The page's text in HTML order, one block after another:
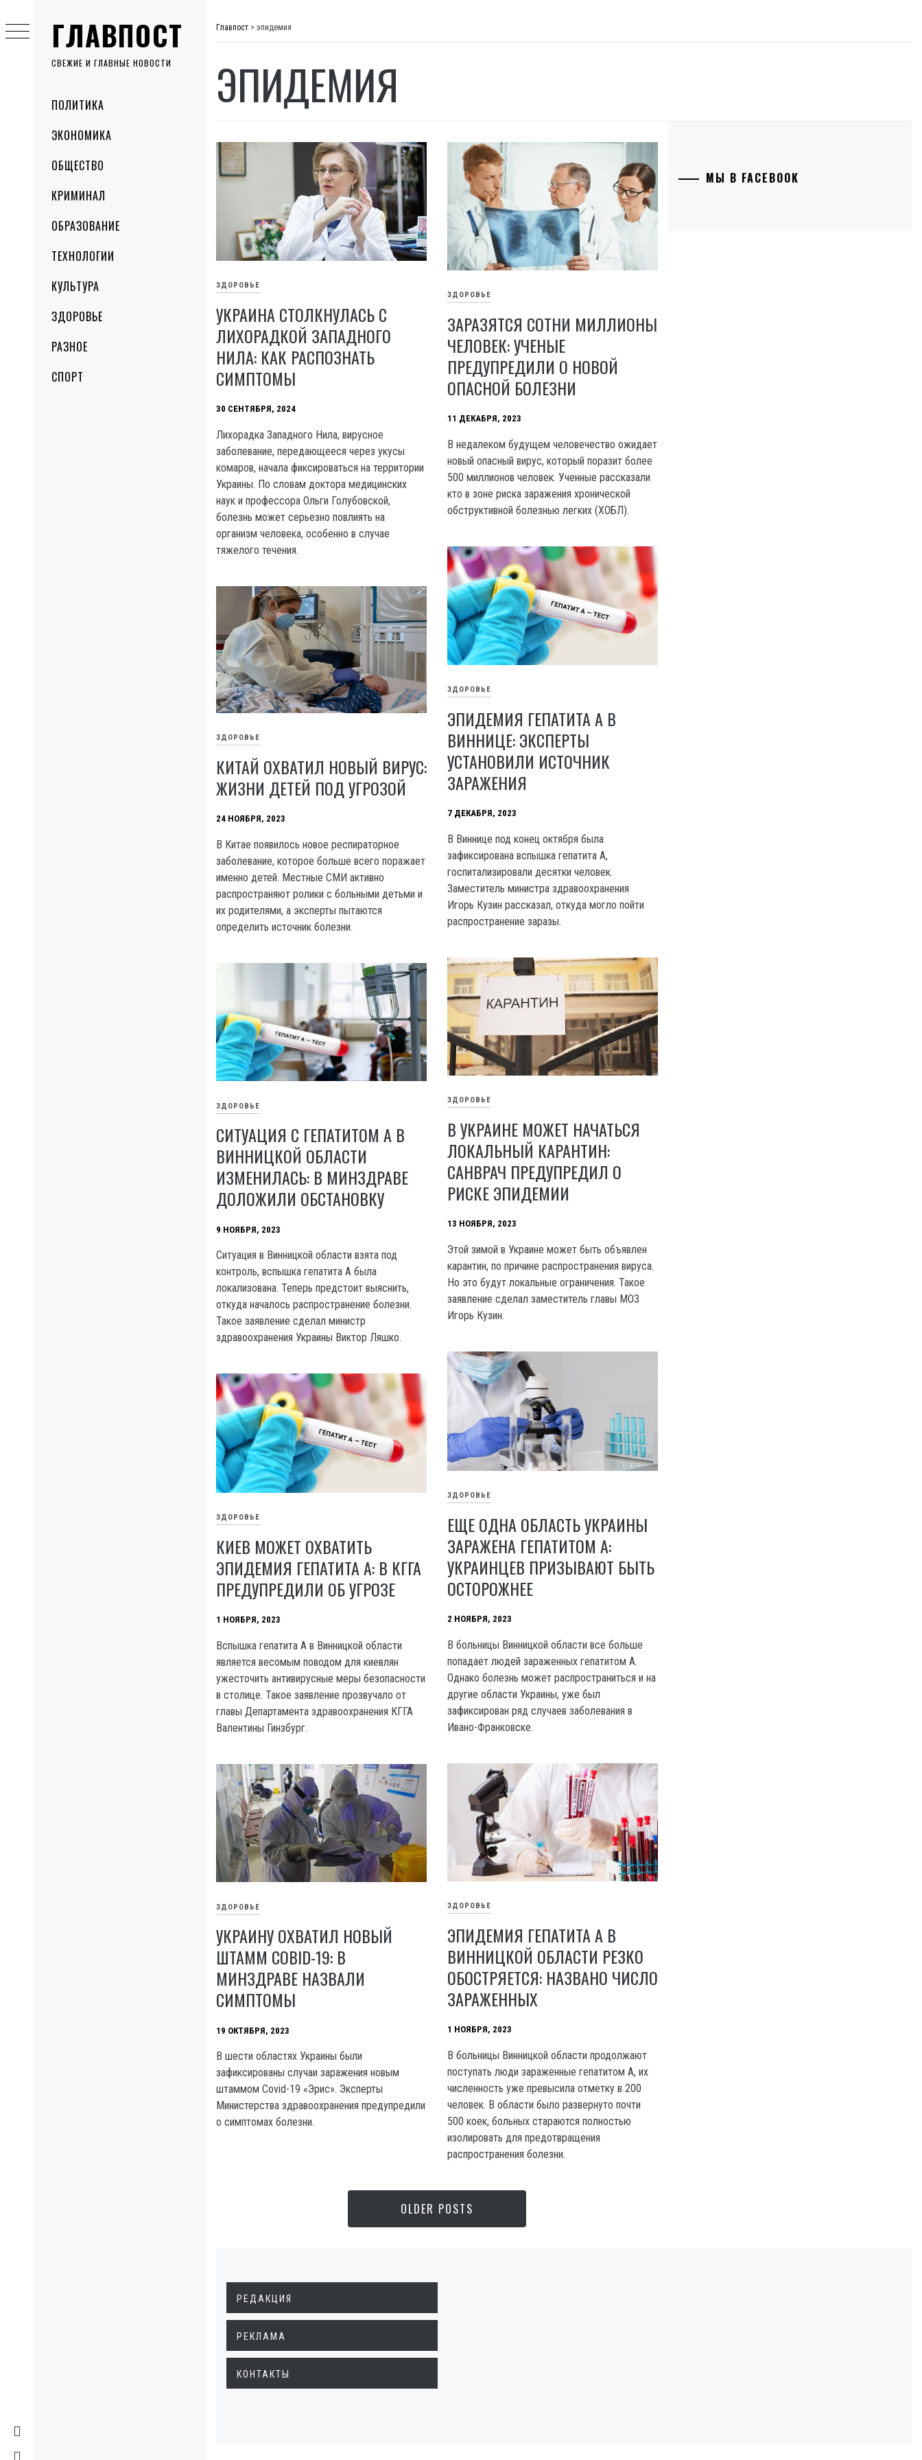
ГЛАВПОСТ
СВЕЖИЕ И ГЛАВНЫЕ НОВОСТИ
MenuПОЛИТИКА
ЭКОНОМИКА
ОБЩЕСТВО
КРИМИНАЛ
ОБРАЗОВАНИЕ
ТЕХНОЛОГИИ
КУЛЬТУРА
ЗДОРОВЬЕ
РАЗНОЕ
СПОРТ
to
content
Главпост > эпидемия
ЭПИДЕМИЯ
ЗДОРОВЬЕ
УКРАИНА СТОЛКНУЛАСЬ С
ЛИХОРАДКОЙ ЗАПАДНОГО
НИЛА: КАК РАСПОЗНАТЬ
СИМПТОМЫ
30 СЕНТЯБРЯ, 2024
Лихорадка Западного Нила, вирусное
заболевание, передающееся через укусы
комаров, начала фиксироваться на территории
Украины. По словам доктора медицинских
наук и профессора Ольги Голубовской,
болезнь может серьезно повлиять на
организм человека, особенно в случае
тяжелого течения.
ЗДОРОВЬЕ
ЗАРАЗЯТСЯ СОТНИ МИЛЛИОНЫ
ЧЕЛОВЕК: УЧЕНЫЕ
ПРЕДУПРЕДИЛИ О НОВОЙ
ОПАСНОЙ БОЛЕЗНИ
11 ДЕКАБРЯ, 2023
B недалеком будущем человечество ожидает
новый опасный вирус, который поразит более
500 миллионов человек. Ученные рассказали
кто в зоне риска заражения хронической
обструктивной болезнью легких (ХОБЛ).
ЗДОРОВЬЕ
ЭПИДЕМИЯ ГЕПАТИТА А В
ВИННИЦЕ: ЭКСПЕРТЫ
УСТАНОВИЛИ ИСТОЧНИК
ЗАРАЖЕНИЯ
7 ДЕКАБРЯ, 2023
B Виннице под конец октября была
зафиксирована вспышка гепатита A,
госпитализировали десятки человек.
Заместитель министра здравоохранения
Игорь Кузин рассказал, откуда могло пойти
распространение заразы.
ЗДОРОВЬЕ
КИТАЙ ОХВАТИЛ НОВЫЙ ВИРУС:
ЖИЗНИ ДЕТЕЙ ПОД УГРОЗОЙ
24 НОЯБРЯ, 2023
B Китае появилось новое респираторное
заболевание, которое больше всего поражает
именно детей. Местные СМИ активно
распространяют ролики с больными детьми и
их родителями, а эксперты пытаются
определить источник болезни.
ЗДОРОВЬЕ
В УКРАИНЕ МОЖЕТ НАЧАТЬСЯ
ЛОКАЛЬНЫЙ КАРАНТИН:
САНВРАЧ ПРЕДУПРЕДИЛ О
РИСКЕ ЭПИДЕМИИ
13 НОЯБРЯ, 2023
Этой зимой в Украине может быть объявлен
карантин, по причине распространения вируса.
Но это будут локальные ограничения. Такое
заявление сделал заместитель главы МОЗ
Игорь Кузин.
ЗДОРОВЬЕ
СИТУАЦИЯ С ГЕПАТИТОМ А В
ВИННИЦКОЙ ОБЛАСТИ
ИЗМЕНИЛАСЬ: В МИНЗДРАВЕ
ДОЛОЖИЛИ ОБСТАНОВКУ
9 НОЯБРЯ, 2023
Ситуация в Винницкой области взята под
контроль, вспышка гепатита A была
локализована. Теперь предстоит выяснить,
откуда началось распространение болезни.
Такое заявление сделал министр
здравоохранения Украины Виктор Ляшко.
ЗДОРОВЬЕ
ЕЩЕ ОДНА ОБЛАСТЬ УКРАИНЫ
ЗАРАЖЕНА ГЕПАТИТОМ А:
УКРАИНЦЕВ ПРИЗЫВАЮТ БЫТЬ
ОСТОРОЖНЕЕ
2 НОЯБРЯ, 2023
B больницы Винницкой области все больше
попадает людей зараженных гепатитом А.
Однако болезнь может распространиться и на
другие области Украины, уже был
зафиксирован ряд случаев заболевания в
Ивано-Франковске.
ЗДОРОВЬЕ
КИЕВ МОЖЕТ ОХВАТИТЬ
ЭПИДЕМИЯ ГЕПАТИТА А: В КГГА
ПРЕДУПРЕДИЛИ ОБ УГРОЗЕ
1 НОЯБРЯ, 2023
Вспышка гепатита A в Винницкой области
является весомым поводом для киевлян
ужесточить антивирусные меры безопасности
в столице. Такое заявление прозвучало от
главы Департамента здравоохранения КГГА
Валентины Гинзбург.
ЗДОРОВЬЕ
ЭПИДЕМИЯ ГЕПАТИТА А В
ВИННИЦКОЙ ОБЛАСТИ РЕЗКО
ОБОСТРЯЕТСЯ: НАЗВАНО ЧИСЛО
ЗАРАЖЕННЫХ
1 НОЯБРЯ, 2023
B больницы Винницкой области продолжают
поступать люди зараженные гепатитом A, их
численность уже превысила отметку в 200
человек. B области было развернуто почти
500 коек, больных стараются полностью
изолировать для предотвращения
распространения болезни.
ЗДОРОВЬЕ
УКРАИНУ ОХВАТИЛ НОВЫЙ
ШТАММ COBID-19: В
МИНЗДРАВЕ НАЗВАЛИ
СИМПТОМЫ
19 ОКТЯБРЯ, 2023
B шести областях Украины были
зафиксированы случаи заражения новым
штаммом Covid-19 «Эрис». Эксперты
Министерства здравоохранения предупредили
о симптомах болезни.
OLDER POSTS
МЫ В FACEBOOK
РЕДАКЦИЯ
РЕКЛАМА
КОНТАКТЫ